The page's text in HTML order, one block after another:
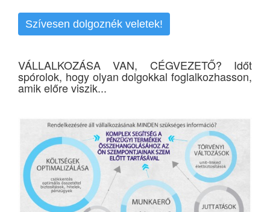
Szívesen dolgoznék veletek!
VÁLLALKOZÁSA VAN, CÉGVEZETŐ? Időt
spórolok, hogy olyan dolgokkal foglalkozhasson,
amik előre viszik...